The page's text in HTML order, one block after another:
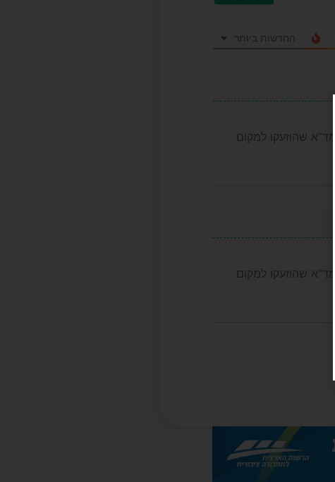
החדשות ביותר
מד”א שהוזעקו למקום
מד”א שהוזעקו למקום